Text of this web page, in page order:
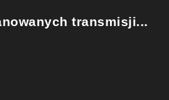
transmisji...